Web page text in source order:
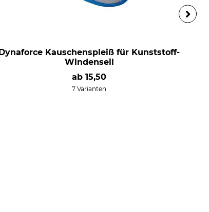
Dynaforce Kauschenspleiß für Kunststoff-
Windenseil
ab15,50
7 Varianten